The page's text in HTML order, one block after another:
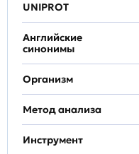
UNIPROT
Английские
синонимы
Организм
Метод анализа
Инструмент